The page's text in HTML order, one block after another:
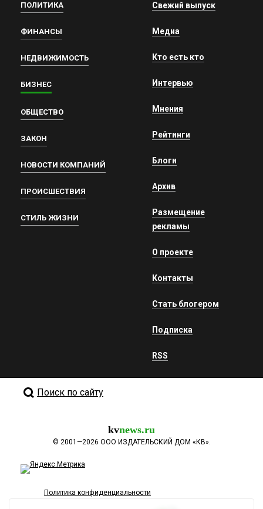
ПОЛИТИКА
ФИНАНСЫ
НЕДВИЖИМОСТЬ
БИЗНЕС
ОБЩЕСТВО
ЗАКОН
НОВОСТИ КОМПАНИЙ
ПРОИСШЕСТВИЯ
СТИЛЬ ЖИЗНИ
Свежий выпуск
Медиа
Кто есть кто
Интервью
Мнения
Рейтинги
Блоги
Архив
Размещение
рекламы
О проекте
Контакты
Стать блогером
Подписка
RSS
Поиск по сайту
kvnews.ru
© 2001—2026 ООО ИЗДАТЕЛЬСКИЙ ДОМ «КВ».
Политика конфиденциальности